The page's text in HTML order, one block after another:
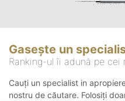
Gasește un
Ranking-ul îi adună pe
Cauți un specialist in
nostru de căutare. Folosiți